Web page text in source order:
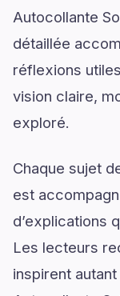
Autocollante
détaillée
réflexions
vision claire,
exploré.
Chaque sujet
est
d’explications
Les lecteurs
inspirent